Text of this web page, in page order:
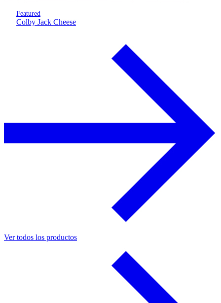
Featured
Colby Jack Cheese
Ver todos los productos